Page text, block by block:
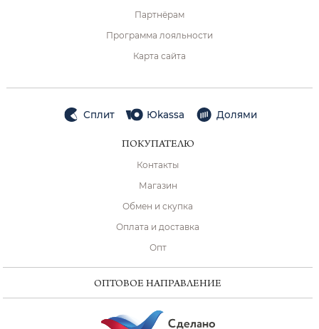
Партнёрам
Программа лояльности
Карта сайта
Сплит Юkassa Долями
ПОКУПАТЕЛЮ
Контакты
Магазин
Обмен и скупка
Оплата и доставка
Опт
ОПТОВОЕ НАПРАВЛЕНИЕ